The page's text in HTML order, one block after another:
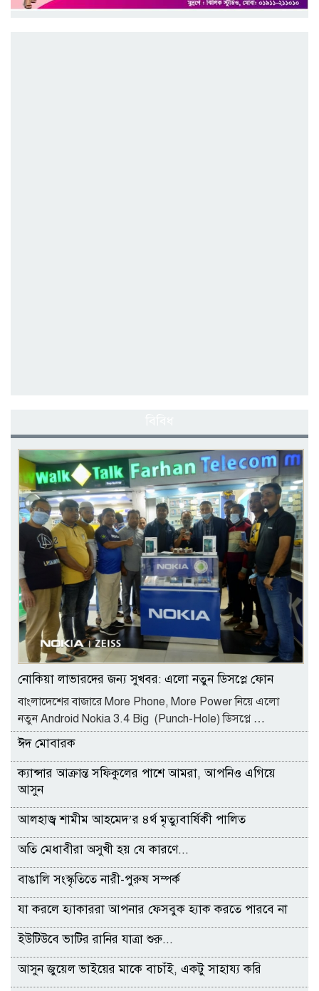
নোকিয়া লাভারদের জন্য সুখবর: এলো নতুন ডিসপ্লে ফোন
বাংলাদেশের বাজারে More Phone, More Power নিয়ে এলো
নতুন Android Nokia 3.4 Big (Punch-Hole) ডিসপ্লে …
ঈদ মোবারক
ক্যান্সার আক্রান্ত সফিকুলের পাশে আমরা, আপনিও এগিয়ে
আসুন
আলহাজ্ব শামীম আহমেদ’র ৪র্থ মৃত্যুবার্ষিকী পালিত
অতি মেধাবীরা অসুখী হয় যে কারণে...
বাঙালি সংস্কৃতিতে নারী-পুরুষ সম্পর্ক
যা করলে হ্যাকাররা আপনার ফেসবুক হ্যাক করতে পারবে না
ইউটিউবে ভাটির রানির যাত্রা শুরু...
আসুন জুয়েল ভাইয়ের মাকে বাচাঁই, একটু সাহায্য করি